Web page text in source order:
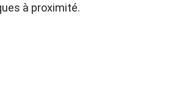
à proximité.